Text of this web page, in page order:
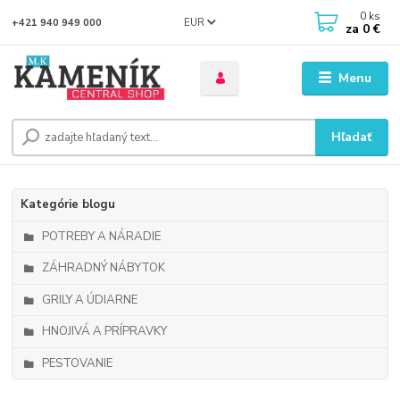
Menu
EUR
Hľadať
+421 940 949 000 0 ks
za 0 €
Kategórie blogu
POTREBY A NÁRADIE
ZÁHRADNÝ NÁBYTOK
GRILY A ÚDIARNE
HNOJIVÁ A PRÍPRAVKY
PESTOVANIE